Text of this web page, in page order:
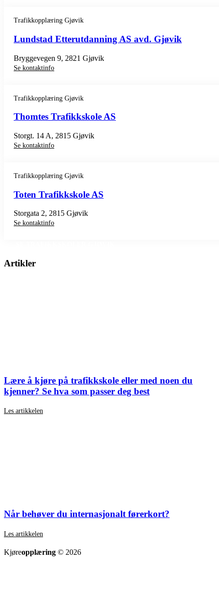
Trafikkopplæring Gjøvik
Lundstad Etterutdanning AS avd. Gjøvik
Bryggevegen 9, 2821 Gjøvik
Se kontaktinfo
Trafikkopplæring Gjøvik
Thomtes Trafikkskole AS
Storgt. 14 A, 2815 Gjøvik
Se kontaktinfo
Trafikkopplæring Gjøvik
Toten Trafikkskole AS
Storgata 2, 2815 Gjøvik
Se kontaktinfo
Artikler
Lære å kjøre på trafikkskole eller med noen du
kjenner? Se hva som passer deg best
Les artikkelen
Når behøver du internasjonalt førerkort?
Les artikkelen
Kjøreopplæring © 2026